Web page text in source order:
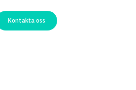
Kontakta oss